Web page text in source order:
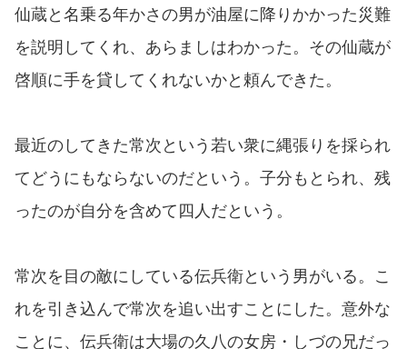
仙蔵と名乗る年かさの男が油屋に降りかかった災難
を説明してくれ、あらましはわかった。その仙蔵が
啓順に手を貸してくれないかと頼んできた。
最近のしてきた常次という若い衆に縄張りを採られ
てどうにもならないのだという。子分もとられ、残
ったのが自分を含めて四人だという。
常次を目の敵にしている伝兵衛という男がいる。こ
れを引き込んで常次を追い出すことにした。意外な
ことに、伝兵衛は大場の久八の女房・しづの兄だっ